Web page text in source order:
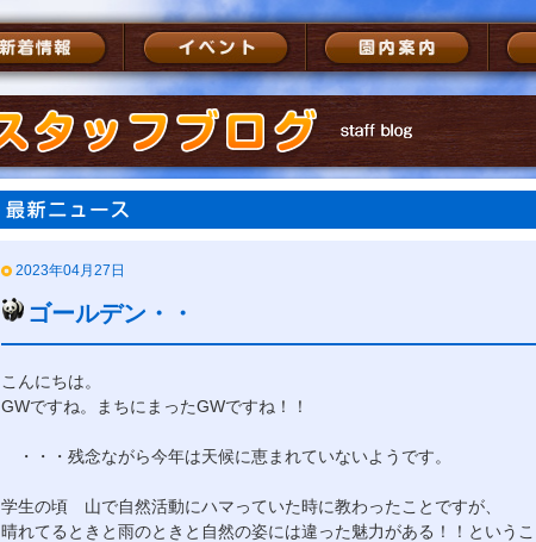
2023年04月27日
ゴールデン・・
こんにちは。
GWですね。まちにまったGWですね！！
・・・残念ながら今年は天候に恵まれていないようです。
学生の頃 山で自然活動にハマっていた時に教わったことですが、
晴れてるときと雨のときと自然の姿には違った魅力がある！！というこ